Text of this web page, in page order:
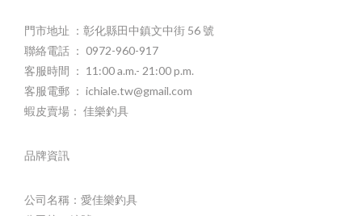
門市地址 ：彰化縣田中鎮文中街 56 號
聯絡電話 ： 0972-960-917
客服時間 ： 11:00 a.m.- 21:00 p.m.
客服電郵 ： ichiale.tw@gmail.com
蝦皮賣場： 佳樂釣具
品牌資訊
公司名稱：愛佳樂釣具